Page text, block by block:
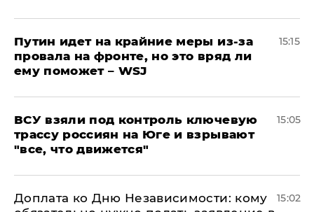
Путин идет на крайние меры из-за
провала на фронте, но это вряд ли
ему поможет – WSJ
15:15
ВСУ взяли под контроль ключевую
трассу россиян на Юге и взрывают
"все, что движется"
15:05
Доплата ко Дню Независимости: кому
15:02